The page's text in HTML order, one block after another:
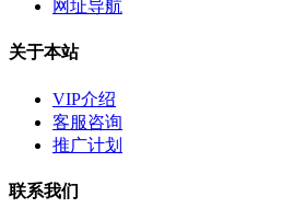
网址导航
关于本站
VIP介绍
客服咨询
推广计划
联系我们